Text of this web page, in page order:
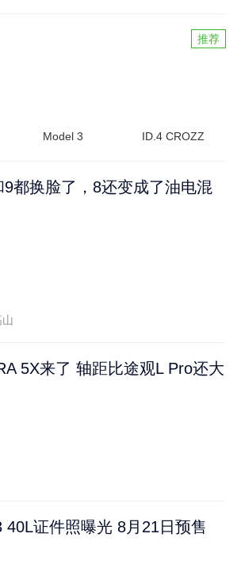
推荐
Model 3 ID.4 CROZZ
都换脸了，8还变成了油电混
山
5X来了 轴距比途观L Pro还大
40L证件照曝光 8月21日预售